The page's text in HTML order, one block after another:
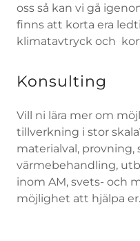
oss så kan vi gå
finns att korta era
klimatavtryck och
Konsulting
Vill ni lära mer om
tillverkning i stor
materialval, provning,
värmebehandling,
inom AM, svets- och
möjlighet att hjälpa er.